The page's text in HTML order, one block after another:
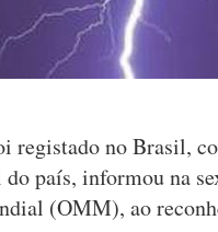
registado no Brasil,
país, informou na
(OMM), ao